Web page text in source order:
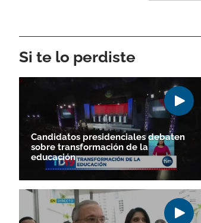
Si te lo perdiste
Candidatos presidenciales debaten
sobre transformación de la
educación